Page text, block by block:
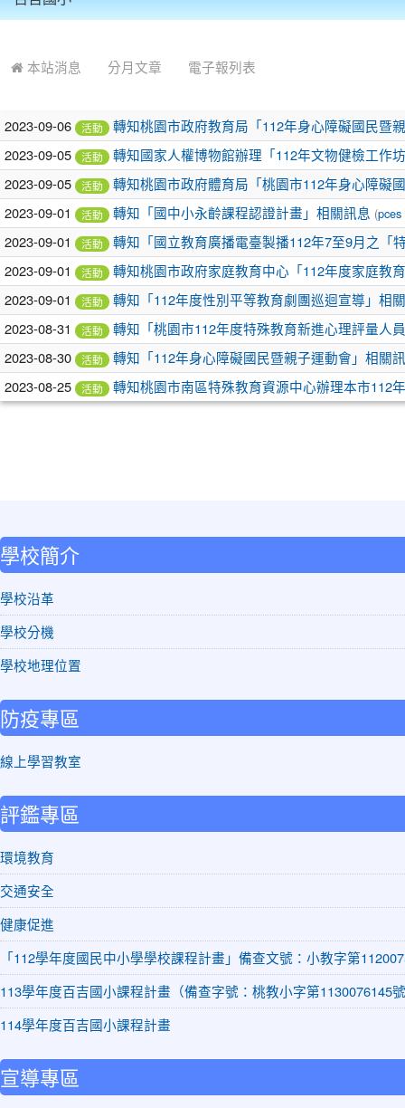
本站消息 分月文章 電子報列表
2023-09-06 活動
轉知桃園市政府教育局「112年身心障礙國民暨
2023-09-05
活動
轉知國家人權博物館辦理「112年文物健檢工作
2023-09-05
活動
轉知桃園市政府體育局「桃園市112年身心障礙
2023-09-01
活動 轉知「國中小永齡課程認證計畫」相關訊息 (pces
2023-09-01 活動
轉知「國立教育廣播電臺製播112年7至9月之「
2023-09-01
活動
轉知桃園市政府家庭教育中心「112年度家庭教
2023-09-01
活動
轉知「112年度性別平等教育劇團巡迴宣導」相
2023-08-31
活動
轉知「桃園市112年度特殊教育新進心理評量人
2023-08-30
活動
轉知「112年身心障礙國民暨親子運動會」相關
2023-08-25
活動 轉知桃園市南區特殊教育資源中心辦理本市112
學校簡介
學校沿革
學校分機
學校地理位置
防疫專區
線上學習教室
評鑑專區
環境教育
交通安全
健康促進
「112學年度國民中小學學校課程計畫」備查文號：小教字第
113學年度百吉國小課程計畫（備查字號：桃教小字第1130076145
114學年度百吉國小課程計畫
宣導專區